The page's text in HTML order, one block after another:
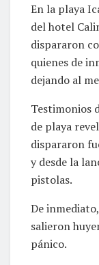
En la playa
del hotel
dispararon
quienes de
dejando al
Testimonios
de playa
dispararon
y desde la
pistolas.
De
salieron
pánico.